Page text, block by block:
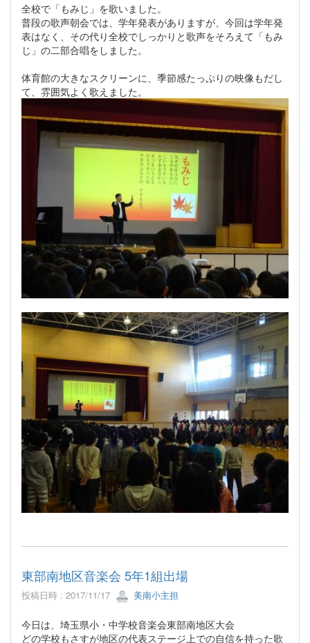
全校で「もみじ」を歌いました。
普段の歌声朝会では、学年発表がありますが、今回は学年発
表はなく、その代り全校でしっかりと歌声をそろえて「もみ
じ」の二部合唱をしました。
体育館の大きなスクリーンに、季節感たっぷりの映像もだし
て、雰囲気よく歌えました。
東部南地区音楽会 5年1組出場
投稿日時 : 2017/11/17 美南小主担
今日は、埼玉県小・中学校音楽会東部南地区大会
どの学校もさすが地区の代表ステージ上での自信を持った歌